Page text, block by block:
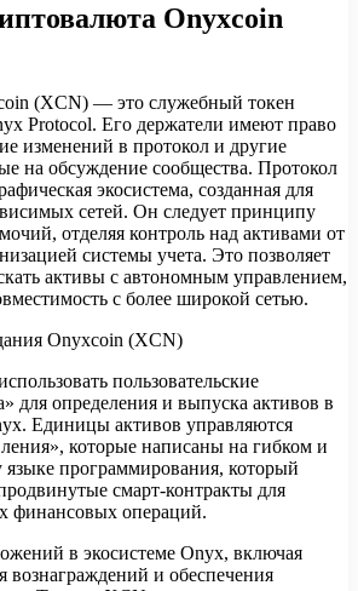
Onyxcoin
(XCN) — это служебный токен
Protocol. Его держатели имеют право
изменений в протокол и другие
на обсуждение сообщества. Протокол
экосистема, созданная для
сетей. Он следует принципу
отделяя контроль над активами от
системы учета. Это позволяет
активы с автономным управлением,
с более широкой сетью.
пользовательские
для определения и выпуска активов в
Единицы активов управляются
которые написаны на гибком и
программирования, который
смарт-контракты для
финансовых операций.
в экосистеме Onyx, включая
вознаграждений и обеспечения